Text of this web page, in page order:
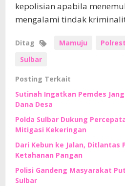
kepolisian apabila
mengalami tindak
Ditag Mamuju
Sulbar
Posting Terkait
Sutinah Ingatkan Pemdes
Dana Desa
Polda Sulbar Dukung
Mitigasi Kekeringan
Dari Kebun ke Jalan, Ditlantas
Ketahanan Pangan
Polisi Gandeng Masyarakat
Sulbar